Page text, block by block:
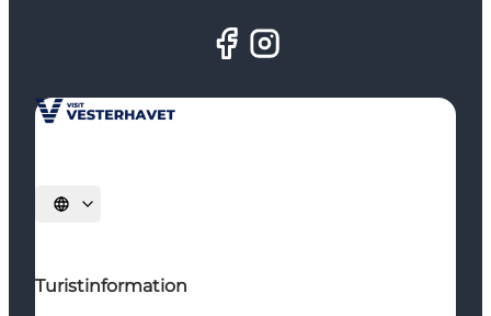
Vælg sprog
Turistinformation